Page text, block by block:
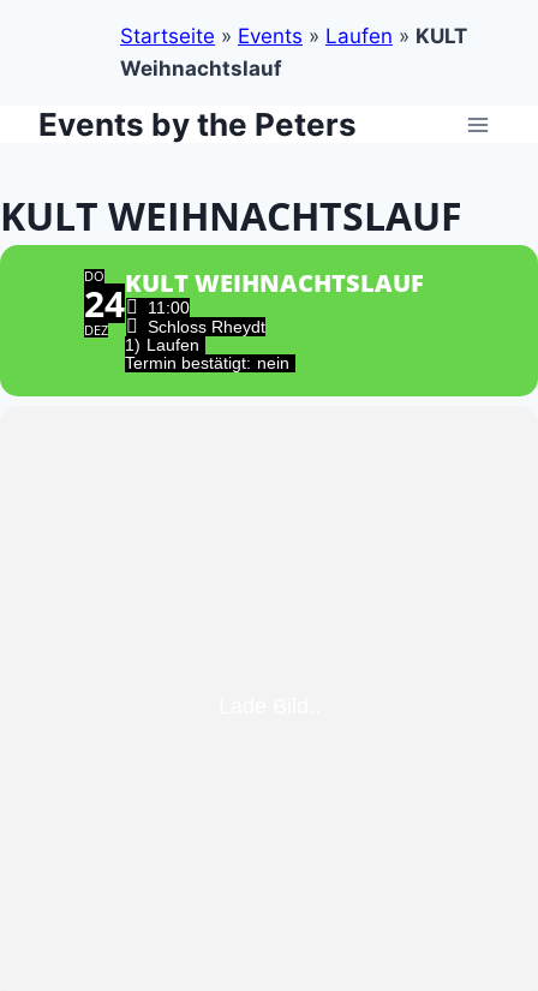
Startseite » Events » Laufen » KULT
Weihnachtslauf
ZumEvents by the Peters
KULT WEIHNACHTSLAUF
DO
24
DEZ
KULT WEIHNACHTSLAUF
11:00
Schloss Rheydt
1) Laufen
Termin bestätigt: nein